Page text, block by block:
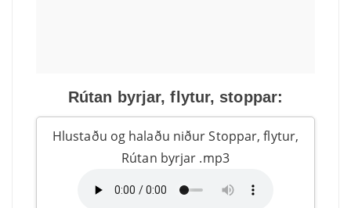
Rútan byrjar, flytur, stoppar:
Hlustaðu og halaðu niður Stoppar, flytur,
Rútan byrjar .mp3